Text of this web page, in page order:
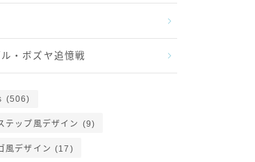
・ボズヤ追憶戦
(506)
テップ風デザイン (9)
風デザイン (17)